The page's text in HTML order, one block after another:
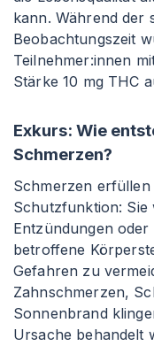
kann. Während der
Beobachtungszeit
Teilnehmer:innen
Stärke 10 mg THC
Exkurs: Wie
Schmerzen?
Schmerzen
Schutzfunktion: Sie
Entzündungen
betroffene
Gefahren zu
Zahnschmerzen,
Sonnenbrand
Ursache behandelt